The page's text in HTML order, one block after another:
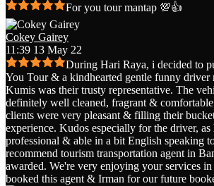
For you tour mantap 💯👍
Cokey Gairey
11:39 13 May 22
During Hari Raya, i decided to
You Tour & a kindhearted gentle funny driver
Kumis was their trusty representative. The
definitely well cleaned, fragrant &
clients were very pleasant & filling their
experience. Kudos especially for the driver, as
professional & able in a bit English speaking
recommend tourism transportation agent in
awarded. We're very enjoying your services
booked this agent & Irman for our future